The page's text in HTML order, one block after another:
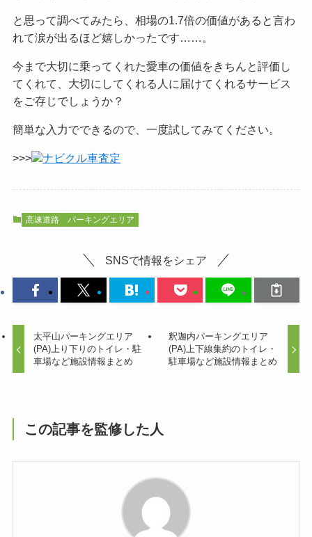
と思って調べてみたら、相場の1.7倍の価値があると言わ
れて涙が出るほど嬉しかったです……。
今まで大切に乗ってくれた愛車の価値をきちんと評価し
てくれて、大切にしてくれる人に届けてくれるサービス
をご存じでしょうか？
簡単な入力でできるので、一度試してみてください。
>>> ナビクル車査定
高速道路 パーキングエリア
SNSで情報をシェア
太平山パーキングエリア
(PA)上り下りのトイレ・駐
車場など施設情報まとめ
釈迦内パーキングエリア
(PA)上下線集約のトイレ・
駐車場など施設情報まとめ
この記事を監修した人